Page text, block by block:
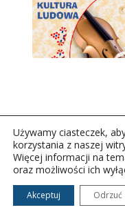
Copyright © 2026Polskie
Wszelkie prawa
Używamy ciasteczek,
korzystania z naszej
Więcej informacji na
oraz możliwości ich
Akceptuj Odrzuć